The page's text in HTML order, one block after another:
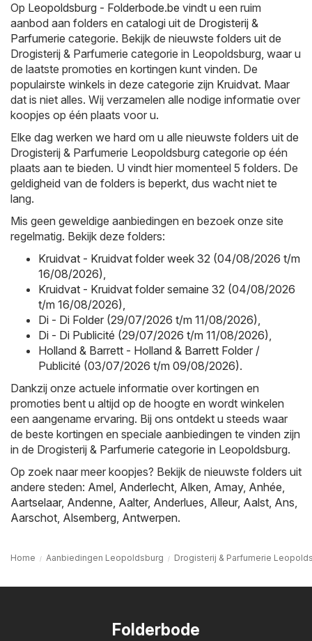
Op Leopoldsburg - Folderbode.be vindt u een ruim
aanbod aan folders en catalogi uit de Drogisterij &
Parfumerie categorie. Bekijk de nieuwste folders uit de
Drogisterij & Parfumerie categorie in Leopoldsburg, waar u
de laatste promoties en kortingen kunt vinden. De
populairste winkels in deze categorie zijn Kruidvat. Maar
dat is niet alles. Wij verzamelen alle nodige informatie over
koopjes op één plaats voor u.
Elke dag werken we hard om u alle nieuwste folders uit de
Drogisterij & Parfumerie Leopoldsburg categorie op één
plaats aan te bieden. U vindt hier momenteel 5 folders. De
geldigheid van de folders is beperkt, dus wacht niet te
lang.
Mis geen geweldige aanbiedingen en bezoek onze site
regelmatig. Bekijk deze folders:
Kruidvat - Kruidvat folder week 32 (04/08/2026 t/m
16/08/2026),
Kruidvat - Kruidvat folder semaine 32 (04/08/2026
t/m 16/08/2026),
Di - Di Folder (29/07/2026 t/m 11/08/2026),
Di - Di Publicité (29/07/2026 t/m 11/08/2026),
Holland & Barrett - Holland & Barrett Folder /
Publicité (03/07/2026 t/m 09/08/2026).
Dankzij onze actuele informatie over kortingen en
promoties bent u altijd op de hoogte en wordt winkelen
een aangename ervaring. Bij ons ontdekt u steeds waar
de beste kortingen en speciale aanbiedingen te vinden zijn
in de Drogisterij & Parfumerie categorie in Leopoldsburg.
Op zoek naar meer koopjes? Bekijk de nieuwste folders uit
andere steden: Amel, Anderlecht, Alken, Amay, Anhée,
Aartselaar, Andenne, Aalter, Anderlues, Alleur, Aalst, Ans,
Aarschot, Alsemberg, Antwerpen.
Home Aanbiedingen Leopoldsburg Drogisterij & Parfumerie
Folderbode